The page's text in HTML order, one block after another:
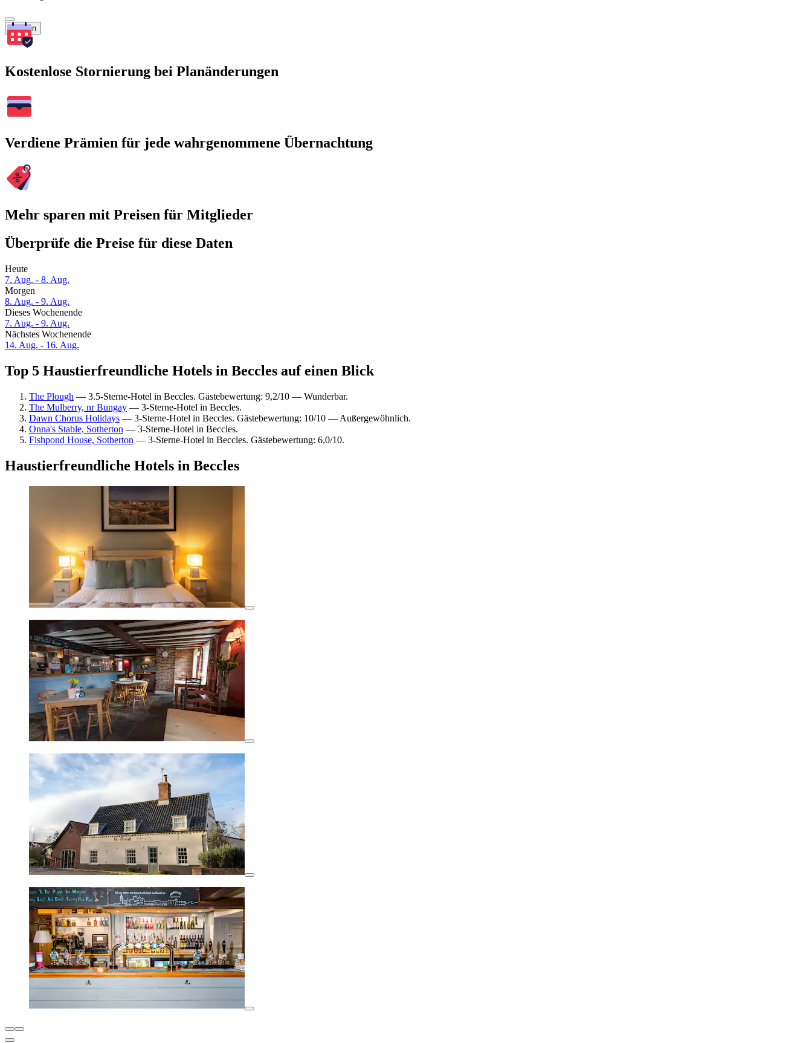
Suchen
Kostenlose Stornierung bei Planänderungen
Verdiene Prämien für jede wahrgenommene Übernachtung
Mehr sparen mit Preisen für Mitglieder
Überprüfe die Preise für diese Daten
Heute
7. Aug. - 8. Aug.
Morgen
8. Aug. - 9. Aug.
Dieses Wochenende
7. Aug. - 9. Aug.
Nächstes Wochenende
14. Aug. - 16. Aug.
Top 5 Haustierfreundliche Hotels in Beccles auf einen Blick
The Plough — 3.5-Sterne-Hotel in Beccles. Gästebewertung: 9,2/10 — Wunderbar.
The Mulberry, nr Bungay — 3-Sterne-Hotel in Beccles.
Dawn Chorus Holidays — 3-Sterne-Hotel in Beccles. Gästebewertung: 10/10 — Außergewöhnlich.
Onna's Stable, Sotherton — 3-Sterne-Hotel in Beccles.
Fishpond House, Sotherton — 3-Sterne-Hotel in Beccles. Gästebewertung: 6,0/10.
Haustierfreundliche Hotels in Beccles